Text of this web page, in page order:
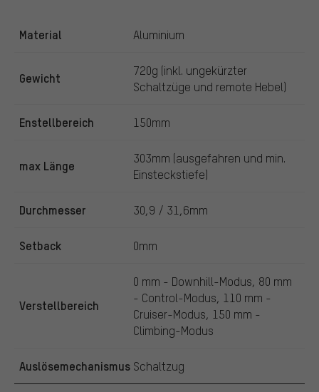
Material Aluminium
Gewicht
720g (inkl. ungekürzter
Schaltzüge und remote Hebel)
Enstellbereich 150mm
max Länge
303mm (ausgefahren und min.
Einsteckstiefe)
Durchmesser 30,9 / 31,6mm
Setback 0mm
Verstellbereich
0 mm - Downhill-Modus, 80 mm
- Control-Modus, 110 mm -
Cruiser-Modus, 150 mm -
Climbing-Modus
Auslösemechanismus Schaltzug